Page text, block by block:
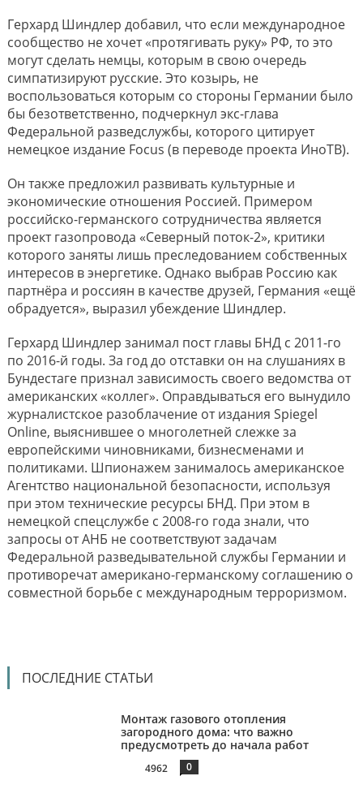
Герхард Шиндлер добавил, что если международное
сообщество не хочет «протягивать руку» РФ, то это
могут сделать немцы, которым в свою очередь
симпатизируют русские. Это козырь, не
воспользоваться которым со стороны Германии было
бы безответственно, подчеркнул экс-глава
Федеральной разведслужбы, которого цитирует
немецкое издание Focus (в переводе проекта ИноТВ).
Он также предложил развивать культурные и
экономические отношения Россией. Примером
российско-германского сотрудничества является
проект газопровода «Северный поток-2», критики
которого заняты лишь преследованием собственных
интересов в энергетике. Однако выбрав Россию как
партнёра и россиян в качестве друзей, Германия «ещё
обрадуется», выразил убеждение Шиндлер.
Герхард Шиндлер занимал пост главы БНД с 2011-го
по 2016-й годы. За год до отставки он на слушаниях в
Бундестаге признал зависимость своего ведомства от
американских «коллег». Оправдываться его вынудило
журналистское разоблачение от издания Spiegel
Online, выяснившее о многолетней слежке за
европейскими чиновниками, бизнесменами и
политиками. Шпионажем занималось американское
Агентство национальной безопасности, используя
при этом технические ресурсы БНД. При этом в
немецкой спецслужбе с 2008-го года знали, что
запросы от АНБ не соответствуют задачам
Федеральной разведывательной службы Германии и
противоречат американо-германскому соглашению о
совместной борьбе с международным терроризмом.
ПОСЛЕДНИЕ СТАТЬИ
Монтаж газового отопления
загородного дома: что важно
предусмотреть до начала работ
4962 0